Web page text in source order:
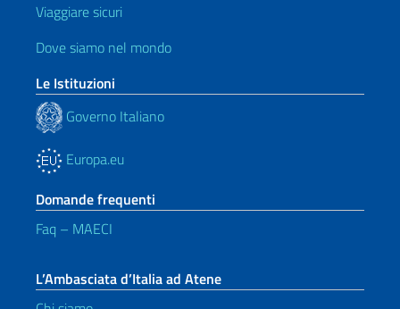
Viaggiare sicuri
Dove siamo nel mondo
Le Istituzioni
Governo Italiano
Europa.eu
Domande frequenti
Faq – MAECI
L’Ambasciata d’Italia ad Atene